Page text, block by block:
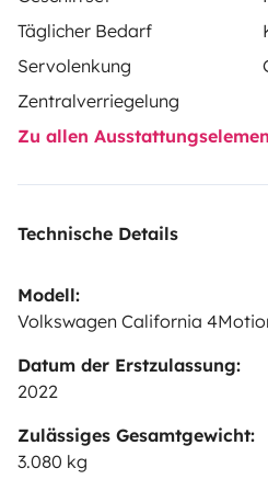
séjour : 30€,
Nettoyage
récupérer sur Anglet
demande)
Täglicher Bedarf
Servolenkung
Zentralverriegelung
Zu allen
Technische Details
Modell:
Volkswagen California
Datum der Erstzulassung:
2022
Zulässiges Gesamtgewicht:
3.080 kg